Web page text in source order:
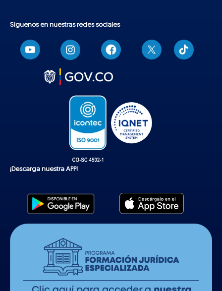
Síguenos en nuestras redes sociales
T
i
k
¡Descarga nuestra APP!